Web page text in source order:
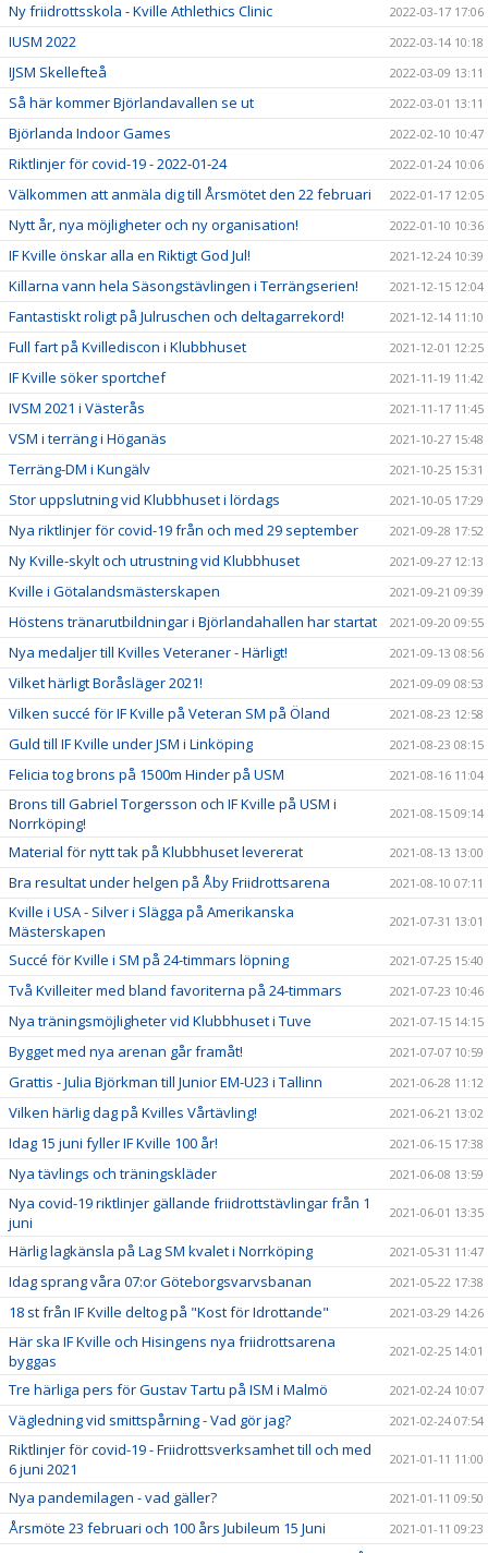
Ny friidrottsskola - Kville Athlethics Clinic 2022-03-17 17:06
IUSM 2022 2022-03-14 10:18
IJSM Skellefteå 2022-03-09 13:11
Så här kommer Björlandavallen se ut 2022-03-01 13:11
Björlanda Indoor Games 2022-02-10 10:47
Riktlinjer för covid-19 - 2022-01-24 2022-01-24 10:06
Välkommen att anmäla dig till Årsmötet den 22 februari 2022-01-17 12:05
Nytt år, nya möjligheter och ny organisation! 2022-01-10 10:36
IF Kville önskar alla en Riktigt God Jul! 2021-12-24 10:39
Killarna vann hela Säsongstävlingen i Terrängserien! 2021-12-15 12:04
Fantastiskt roligt på Julruschen och deltagarrekord! 2021-12-14 11:10
Full fart på Kvillediscon i Klubbhuset 2021-12-01 12:25
IF Kville söker sportchef 2021-11-19 11:42
IVSM 2021 i Västerås 2021-11-17 11:45
VSM i terräng i Höganäs 2021-10-27 15:48
Terräng-DM i Kungälv 2021-10-25 15:31
Stor uppslutning vid Klubbhuset i lördags 2021-10-05 17:29
Nya riktlinjer för covid-19 från och med 29 september 2021-09-28 17:52
Ny Kville-skylt och utrustning vid Klubbhuset 2021-09-27 12:13
Kville i Götalandsmästerskapen 2021-09-21 09:39
Höstens tränarutbildningar i Björlandahallen har startat 2021-09-20 09:55
Nya medaljer till Kvilles Veteraner - Härligt! 2021-09-13 08:56
Vilket härligt Boråsläger 2021! 2021-09-09 08:53
Vilken succé för IF Kville på Veteran SM på Öland 2021-08-23 12:58
Guld till IF Kville under JSM i Linköping 2021-08-23 08:15
Felicia tog brons på 1500m Hinder på USM 2021-08-16 11:04
Brons till Gabriel Torgersson och IF Kville på USM i
Norrköping!
2021-08-15 09:14
Material för nytt tak på Klubbhuset levererat 2021-08-13 13:00
Bra resultat under helgen på Åby Friidrottsarena 2021-08-10 07:11
Kville i USA - Silver i Slägga på Amerikanska
Mästerskapen
2021-07-31 13:01
Succé för Kville i SM på 24-timmars löpning 2021-07-25 15:40
Två Kvilleiter med bland favoriterna på 24-timmars 2021-07-23 10:46
Nya träningsmöjligheter vid Klubbhuset i Tuve 2021-07-15 14:15
Bygget med nya arenan går framåt! 2021-07-07 10:59
Grattis - Julia Björkman till Junior EM-U23 i Tallinn 2021-06-28 11:12
Vilken härlig dag på Kvilles Vårtävling! 2021-06-21 13:02
Idag 15 juni fyller IF Kville 100 år! 2021-06-15 17:38
Nya tävlings och träningskläder 2021-06-08 13:59
Nya covid-19 riktlinjer gällande friidrottstävlingar från 1
juni
2021-06-01 13:35
Härlig lagkänsla på Lag SM kvalet i Norrköping 2021-05-31 11:47
Idag sprang våra 07:or Göteborgsvarvsbanan 2021-05-22 17:38
18 st från IF Kville deltog på "Kost för Idrottande" 2021-03-29 14:26
Här ska IF Kville och Hisingens nya friidrottsarena
byggas
2021-02-25 14:01
Tre härliga pers för Gustav Tartu på ISM i Malmö 2021-02-24 10:07
Vägledning vid smittspårning - Vad gör jag? 2021-02-24 07:54
Riktlinjer för covid-19 - Friidrottsverksamhet till och med
6 juni 2021
2021-01-11 11:00
Nya pandemilagen - vad gäller? 2021-01-11 09:50
Årsmöte 23 februari och 100 års Jubileum 15 Juni 2021-01-11 09:23